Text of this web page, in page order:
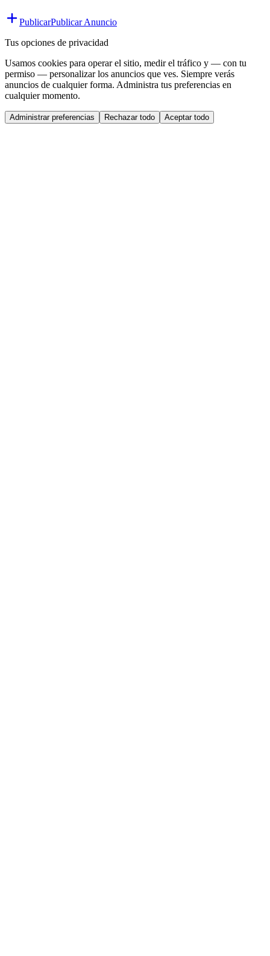
PublicarPublicar Anuncio
Tus opciones de privacidad
Usamos cookies para operar el sitio, medir el tráfico y — con tu
permiso — personalizar los anuncios que ves. Siempre verás
anuncios de cualquier forma. Administra tus preferencias en
cualquier momento.
Administrar preferencias Rechazar todo Aceptar todo